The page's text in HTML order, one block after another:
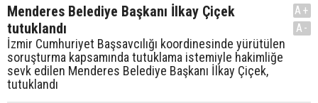
Menderes Belediye Başkanı İlkay Çiçek
tutuklandı
İzmir Cumhuriyet Başsavcılığı koordinesinde yürütülen
soruşturma kapsamında tutuklama istemiyle hakimliğe
sevk edilen Menderes Belediye Başkanı İlkay Çiçek,
tutuklandı
A+
A-